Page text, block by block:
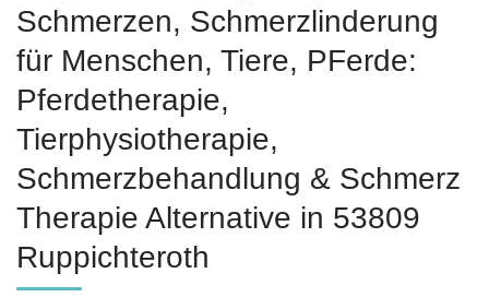
Schmerzen, Schmerzlinderung
für Menschen, Tiere, PFerde:
Pferdetherapie,
Tierphysiotherapie,
Schmerzbehandlung & Schmerz
Therapie Alternative in 53809
Ruppichteroth